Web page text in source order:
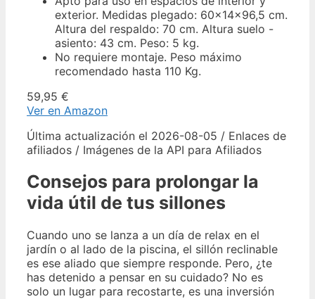
exterior. Medidas plegado: 60x14x96,5 cm.
Altura del respaldo: 70 cm. Altura suelo -
asiento: 43 cm. Peso: 5 kg.
No requiere montaje. Peso máximo
recomendado hasta 110 Kg.
59,95 €
Ver en Amazon
Última actualización el 2026-08-05 / Enlaces de
afiliados / Imágenes de la API para Afiliados
Consejos para prolongar la
vida útil de tus sillones
Cuando uno se lanza a un día de relax en el
jardín o al lado de la piscina, el sillón reclinable
es ese aliado que siempre responde. Pero, ¿te
has detenido a pensar en su cuidado? No es
solo un lugar para recostarte, es una inversión